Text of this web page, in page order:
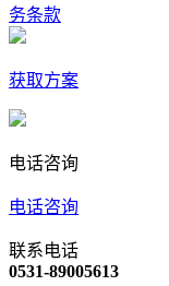
务条款
获取方案
电话咨询
电话咨询
联系电话
0531-89005613